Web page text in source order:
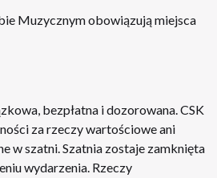
Muzycznym obowiązują miejsca
bezpłatna i dozorowana. CSK
za rzeczy wartościowe ani
w szatni. Szatnia zostaje zamknięta
wydarzenia. Rzeczy